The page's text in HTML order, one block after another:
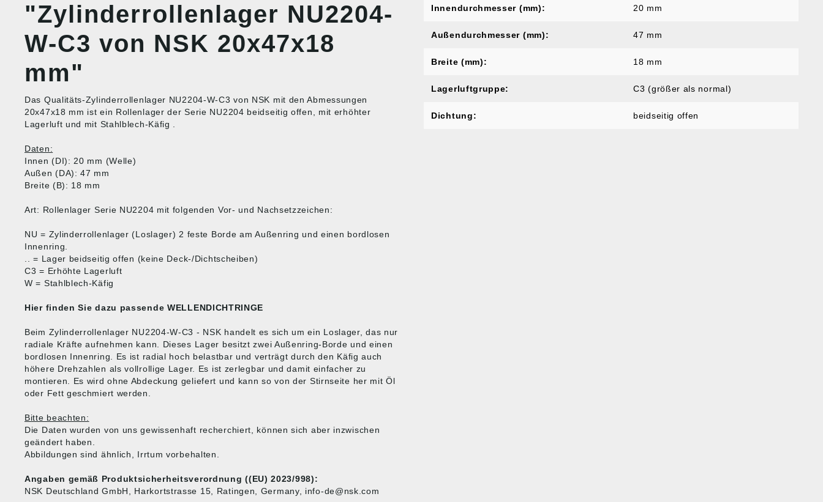
"Zylinderrollenlager NU2204-
W-C3 von NSK 20x47x18
mm"
Das Qualitäts-Zylinderrollenlager NU2204-W-C3 von NSK mit den Abmessungen
20x47x18 mm ist ein Rollenlager der Serie NU2204 beidseitig offen, mit erhöhter
Lagerluft und mit Stahlblech-Käfig .
Daten:
Innen (DI): 20 mm (Welle)
Außen (DA): 47 mm
Breite (B): 18 mm
Art: Rollenlager Serie NU2204 mit folgenden Vor- und Nachsetzzeichen:
NU = Zylinderrollenlager (Loslager) 2 feste Borde am Außenring und einen bordlosen
Innenring.
.. = Lager beidseitig offen (keine Deck-/Dichtscheiben)
C3 = Erhöhte Lagerluft
W = Stahlblech-Käfig
Hier finden Sie dazu passende WELLENDICHTRINGE
Beim Zylinderrollenlager NU2204-W-C3 - NSK handelt es sich um ein Loslager, das nur
radiale Kräfte aufnehmen kann. Dieses Lager besitzt zwei Außenring-Borde und einen
bordlosen Innenring. Es ist radial hoch belastbar und verträgt durch den Käfig auch
höhere Drehzahlen als vollrollige Lager. Es ist zerlegbar und damit einfacher zu
montieren. Es wird ohne Abdeckung geliefert und kann so von der Stirnseite her mit Öl
oder Fett geschmiert werden.
Bitte beachten:
Die Daten wurden von uns gewissenhaft recherchiert, können sich aber inzwischen
geändert haben.
Abbildungen sind ähnlich, Irrtum vorbehalten.
Angaben gemäß Produktsicherheitsverordnung ((EU) 2023/998):
NSK Deutschland GmbH, Harkortstrasse 15, Ratingen, Germany, info-de@nsk.com
Innendurchmesser (mm): 20 mm
Außendurchmesser (mm): 47 mm
Breite (mm): 18 mm
Lagerluftgruppe: C3 (größer als normal)
Dichtung: beidseitig offen